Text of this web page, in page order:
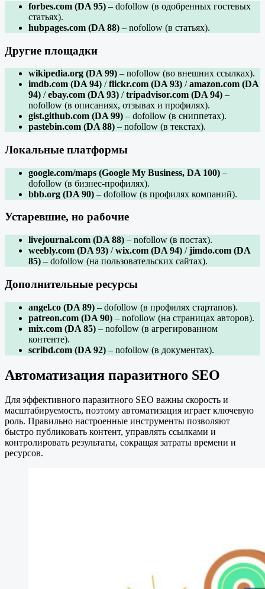
forbes.com (DA 95) – dofollow (в одобренных гостевых
статьях).
hubpages.com (DA 88) – nofollow (в статьях).
Другие площадки
wikipedia.org (DA 99) – nofollow (во внешних ссылках).
imdb.com (DA 94) /flickr.com (DA 93) /amazon.com (DA
94) /ebay.com (DA 93) /tripadvisor.com (DA 94) –
nofollow (в описаниях, отзывах и профилях).
gist.github.com (DA 99) – dofollow (в сниппетах).
pastebin.com (DA 88) – nofollow (в текстах).
Локальные платформы
google.com/maps (Google My Business, DA 100) –
dofollow (в бизнес-профилях).
bbb.org (DA 90) – dofollow (в профилях компаний).
Устаревшие, но рабочие
livejournal.com (DA 88) – nofollow (в постах).
weebly.com (DA 93) /wix.com (DA 94) /jimdo.com (DA
85) – dofollow (на пользовательских сайтах).
Дополнительные ресурсы
angel.co (DA 89) – dofollow (в профилях стартапов).
patreon.com (DA 90) – nofollow (на страницах авторов).
mix.com (DA 85) – nofollow (в агрегированном
контенте).
scribd.com (DA 92) – nofollow (в документах).
Автоматизация паразитного SEO
Для эффективного паразитного SEO важны скорость и
масштабируемость, поэтому автоматизация играет ключевую
роль. Правильно настроенные инструменты позволяют
быстро публиковать контент, управлять ссылками и
контролировать результаты, сокращая затраты времени и
ресурсов.